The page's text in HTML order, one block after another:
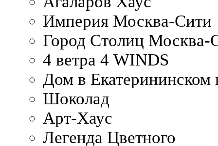
Империя Москва-Сити
Город Столиц Москва-
4 ветра 4 WINDS
Дом в Екатерининском
Шоколад
Арт-Хаус
Легенда Цветного